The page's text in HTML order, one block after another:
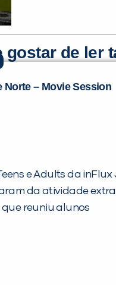
gostar de ler
– Movie Session
e Adults da inFlux
da atividade
que reuniu alunos